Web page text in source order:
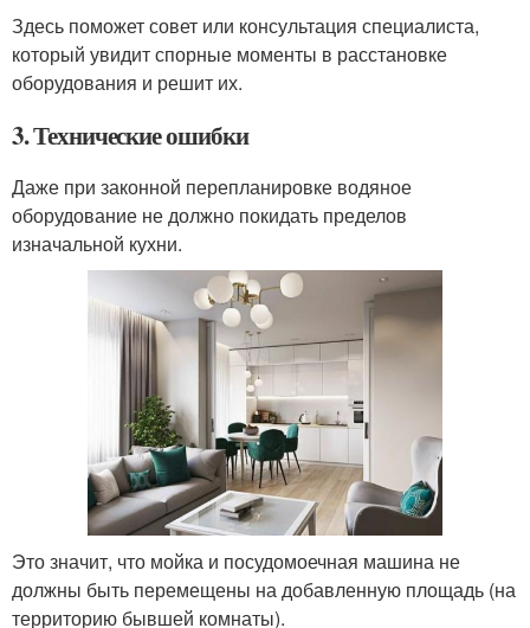
Здесь поможет совет или консультация специалиста,
который увидит спорные моменты в расстановке
оборудования и решит их.
3. Технические ошибки
Даже при законной перепланировке водяное
оборудование не должно покидать пределов
изначальной кухни.
Это значит, что мойка и посудомоечная машина не
должны быть перемещены на добавленную площадь (на
территорию бывшей комнаты).